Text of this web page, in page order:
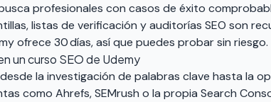
profesionales con casos de éxito
listas de verificación y auditorías SEO son
ofrece 30 días, así que puedes probar sin riesgo.
un curso SEO de Udemy
la investigación de palabras clave hasta la
como Ahrefs, SEMrush o la propia Search